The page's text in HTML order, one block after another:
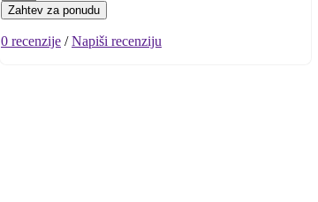
Zahtev za ponudu
0 recenzije /Napiši recenziju